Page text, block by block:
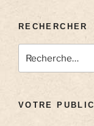
RECHERCHER
VOTRE